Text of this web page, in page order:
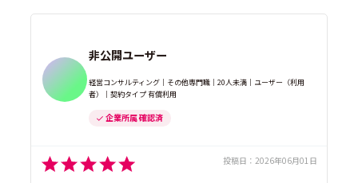
非公開ユーザー
経営コンサルティング｜その他専門職｜20人未満｜ユーザー（利用
者）｜契約タイプ 有償利用
企業所属 確認済
投稿日： 2026年06月01日